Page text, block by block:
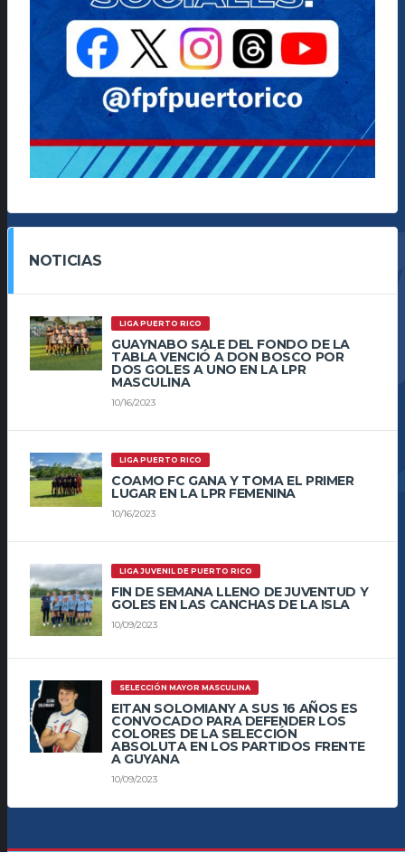
NOTICIAS
LIGA PUERTO RICO
GUAYNABO SALE DEL FONDO DE LA
TABLA VENCIÓ A DON BOSCO POR
DOS GOLES A UNO EN LA LPR
MASCULINA
10/16/2023
LIGA PUERTO RICO
COAMO FC GANA Y TOMA EL PRIMER
LUGAR EN LA LPR FEMENINA
10/16/2023
LIGA JUVENIL DE PUERTO RICO
FIN DE SEMANA LLENO DE JUVENTUD Y
GOLES EN LAS CANCHAS DE LA ISLA
10/09/2023
SELECCIÓN MAYOR MASCULINA
EITAN SOLOMIANY A SUS 16 AÑOS ES
CONVOCADO PARA DEFENDER LOS
COLORES DE LA SELECCIÓN
ABSOLUTA EN LOS PARTIDOS FRENTE
A GUYANA
10/09/2023